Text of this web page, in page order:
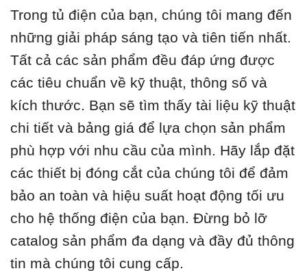
Trong tủ điện của bạn, chúng tôi mang đến
những giải pháp sáng tạo và tiên tiến nhất.
Tất cả các sản phẩm đều đáp ứng được
các tiêu chuẩn về kỹ thuật, thông số và
kích thước. Bạn sẽ tìm thấy tài liệu kỹ thuật
chi tiết và bảng giá để lựa chọn sản phẩm
phù hợp với nhu cầu của mình. Hãy lắp đặt
các thiết bị đóng cắt của chúng tôi để đảm
bảo an toàn và hiệu suất hoạt động tối ưu
cho hệ thống điện của bạn. Đừng bỏ lỡ
catalog sản phẩm đa dạng và đầy đủ thông
tin mà chúng tôi cung cấp.